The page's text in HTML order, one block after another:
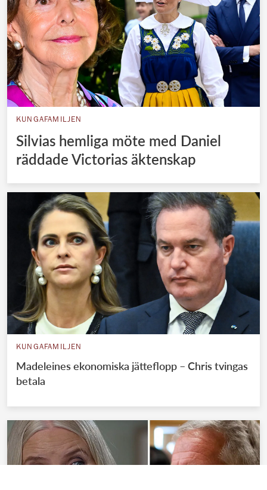
KUNGAFAMILJEN
Silvias hemliga möte med Daniel
räddade Victorias äktenskap
KUNGAFAMILJEN
Madeleines ekonomiska jätteflopp – Chris tvingas
betala